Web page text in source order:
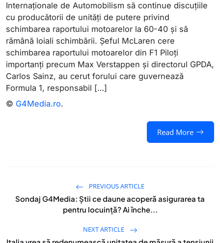
Internaționale de Automobilism să continue discuțiile
cu producătorii de unități de putere privind
schimbarea raportului motoarelor la 60-40 și să
rămână loiali schimbării. Șeful McLaren cere
schimbarea raportului motoarelor din F1 Piloți
importanți precum Max Verstappen și directorul GPDA,
Carlos Sainz, au cerut forului care guvernează
Formula 1, responsabil […]
© G4Media.ro.
Read More
PREVIOUS ARTICLE
Sondaj G4Media: Știi ce daune acoperă asigurarea ta
pentru locuință? Ai înche...
NEXT ARTICLE